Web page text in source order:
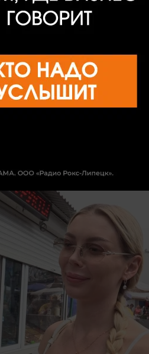
до 32 человек на место